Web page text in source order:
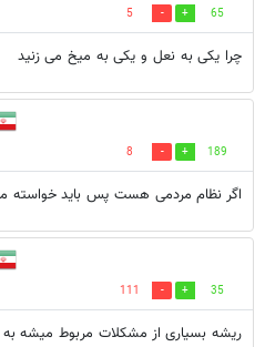
65
5
چرا یکی به نعل و یکی به میخ می زنید
189
8
اگر نظام مردمی هست پس باید خواسته
35
111
ریشه بسیاری از مشکلات مربوط میشه